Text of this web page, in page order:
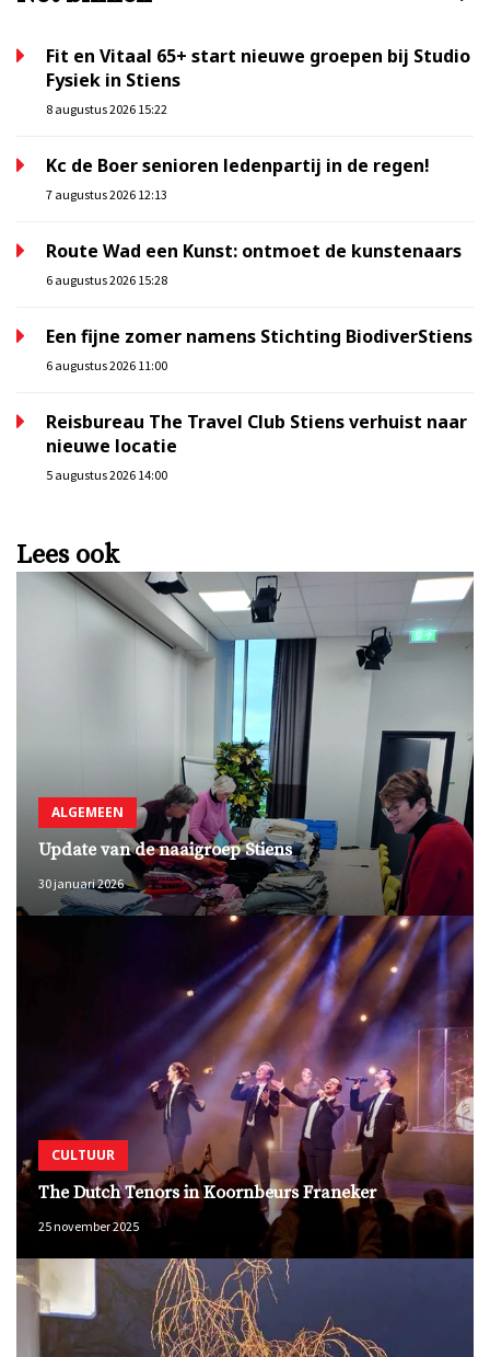
Fit en Vitaal 65+ start nieuwe groepen bij Studio
Fysiek in Stiens
8 augustus 2026 15:22
Kc de Boer senioren ledenpartij in de regen!
7 augustus 2026 12:13
Route Wad een Kunst: ontmoet de kunstenaars
6 augustus 2026 15:28
Een fijne zomer namens Stichting BiodiverStiens
6 augustus 2026 11:00
Reisbureau The Travel Club Stiens verhuist naar
nieuwe locatie
5 augustus 2026 14:00
Lees ook
ALGEMEEN
Update van de naaigroep Stiens
30 januari 2026
CULTUUR
The Dutch Tenors in Koornbeurs Franeker
25 november 2025